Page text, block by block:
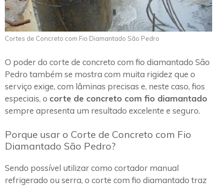
Cortes de Concreto com Fio Diamantado São Pedro
O poder do corte de concreto com fio diamantado São
Pedro também se mostra com muita rigidez que o
serviço exige, com lâminas precisas e, neste caso, fios
especiais, o corte de concreto com fio diamantado
sempre apresenta um resultado excelente e seguro.
Porque usar o Corte de Concreto com Fio
Diamantado São Pedro?
Sendo possível utilizar como cortador manual
refrigerado ou serra, o corte com fio diamantado traz